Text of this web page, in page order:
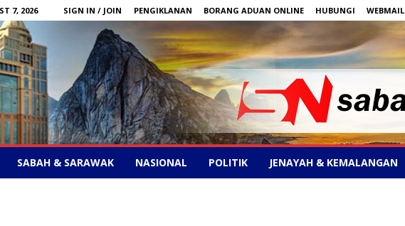
7, 2026 SIGN IN / JOIN PENGIKLANAN BORANG ADUAN ONLINE HUBUNGI WEBMAIL
SABAH & SARAWAK NASIONAL POLITIK JENAYAH & KEMALANGAN